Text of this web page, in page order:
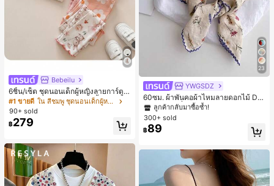
Bebeilu
6ชิ้น/เซ็ต ชุดนอนเด็กผู้หญิงลายการ์ตูน
หมีและดอกไม้ คอกลม แขนสั้น กางเกง
ขาสั้น ขอบระบาย สวมใส่สบาย
#1 ขายดี
ใน สีชมพู ชุดนอนเด็กผู้หญิง
90+ sold
฿279
23
YWGSDZ
60ซม. ผ้าพันคอผ้าไหมลายดอกไม้ Dit
sy สีเบจ, เครื่องประดับใหม่สำหรับผู้หญิ
งฤดูใบไม้ผลิ/ฤดูใบไม้ร่วง, ผ้าพันคอผืน
บางอเนกประสงค์หรูหรา
#1 ขายดี
ลูกค้ากลับมาซื้อซ้ำ!
#1 ขายดี
ลูกค้ากลับมาซื้อซ้ำ!
#1 ขายดี
ลูกค้ากลับมาซื้อซ้ำ!
#1 ขายดี
ใน สีเบจ ผ้าพันคอทรงสี่เหลี่ยมและผ้าพันคอสำหรับผู้
300+ sold
฿89